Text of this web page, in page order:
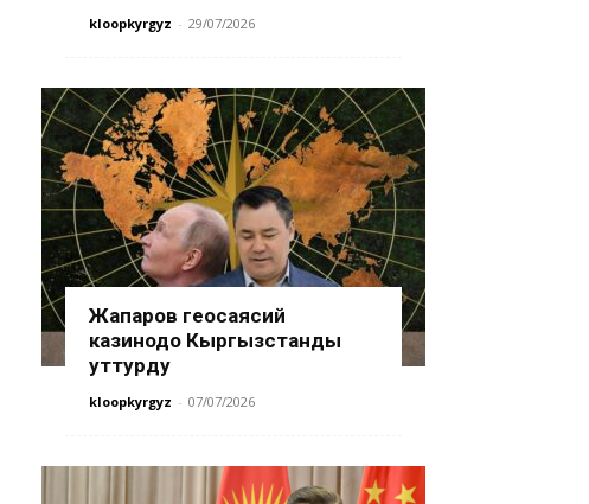
kloopkyrgyz - 29/07/2026
Жапаров геосаясий
казинодо Кыргызстанды
уттурду
kloopkyrgyz - 07/07/2026